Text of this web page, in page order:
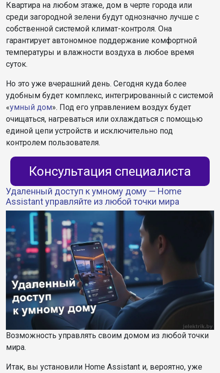
Квартира на любом этаже, дом в черте города или
среди загородной зелени будут однозначно лучше с
собственной системой климат-контроля. Она
гарантирует автономное поддержание комфортной
температуры и влажности воздуха в любое время
суток.
Но это уже вчерашний день. Сегодня куда более
удобным будет комплекс, интегрированный с системой
«умный дом». Под его управлением воздух будет
очищаться, нагреваться или охлаждаться с помощью
единой цепи устройств и исключительно под
контролем пользователя.
Консультация специалиста
Удаленный доступ к умному дому — Home
Assistant управляйте из любой точки мира
Возможность управлять своим домом из любой точки
мира.
Итак, вы установили Home Assistant и, вероятно, уже